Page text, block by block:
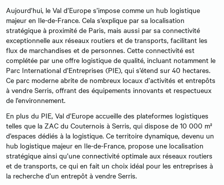
Aujourd’hui, le Val d’Europe s’impose comme un hub logistique
majeur en Ile-de-France. Cela s’explique par sa localisation
stratégique à proximité de Paris, mais aussi par sa connectivité
exceptionnelle aux réseaux routiers et de transports, facilitant les
flux de marchandises et de personnes. Cette connectivité est
complétée par une offre logistique de qualité, incluant notamment le
Parc International d’Entreprises (PIE), qui s’étend sur 40 hectares.
Ce parc moderne abrite de nombreux locaux d’activités et entrepôts
à vendre Serris, offrant des équipements innovants et respectueux
de l’environnement.
En plus du PIE, Val d’Europe accueille des plateformes logistiques
telles que la ZAC du Couternois à Serris, qui dispose de 10 000 m²
d’espaces dédiés à la logistique. Ce territoire dynamique, devenu un
hub logistique majeur en Ile-de-France, propose une localisation
stratégique ainsi qu’une connectivité optimale aux réseaux routiers
et de transports, ce qui en fait un choix idéal pour les entreprises à
la recherche d’un entrepôt à vendre Serris.